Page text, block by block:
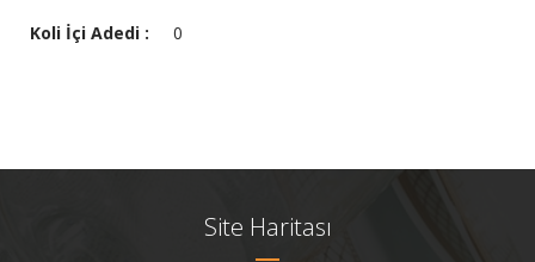
Koli İçi Adedi : 0
Site Haritası